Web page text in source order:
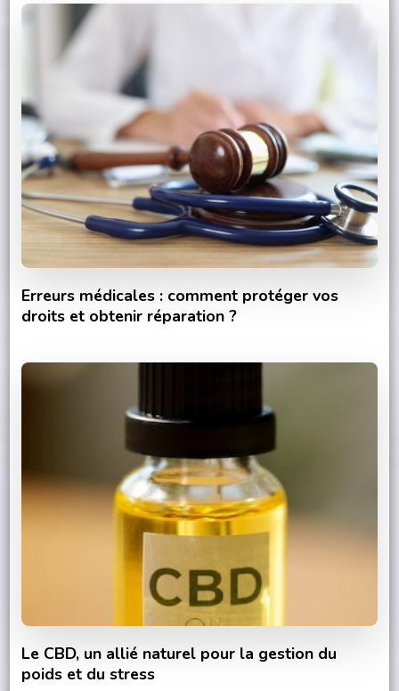
Erreurs médicales : comment protéger vos
droits et obtenir réparation ?
Le CBD, un allié naturel pour la gestion du
poids et du stress